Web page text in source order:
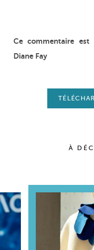
Ce commentaire est
Diane Fay
À